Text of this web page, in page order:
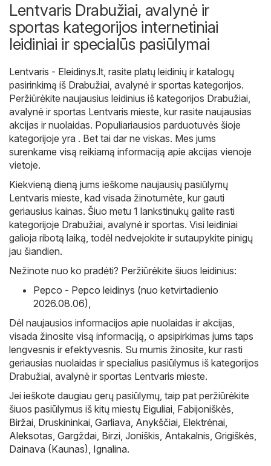
Lentvaris Drabužiai, avalynė ir
sportas kategorijos internetiniai
leidiniai ir specialūs pasiūlymai
Lentvaris - Eleidinys.lt, rasite platų leidinių ir katalogų
pasirinkimą iš Drabužiai, avalynė ir sportas kategorijos.
Peržiūrėkite naujausius leidinius iš kategorijos Drabužiai,
avalynė ir sportas Lentvaris mieste, kur rasite naujausias
akcijas ir nuolaidas. Populiariausios parduotuvės šioje
kategorijoje yra . Bet tai dar ne viskas. Mes jums
surenkame visą reikiamą informaciją apie akcijas vienoje
vietoje.
Kiekvieną dieną jums ieškome naujausių pasiūlymų
Lentvaris mieste, kad visada žinotumėte, kur gauti
geriausius kainas. Šiuo metu 1 lankstinukų galite rasti
kategorijoje Drabužiai, avalynė ir sportas. Visi leidiniai
galioja ribotą laiką, todėl nedvejokite ir sutaupykite pinigų
jau šiandien.
Nežinote nuo ko pradėti? Peržiūrėkite šiuos leidinius:
Pepco - Pepco leidinys (nuo ketvirtadienio
2026.08.06),
Dėl naujausios informacijos apie nuolaidas ir akcijas,
visada žinosite visą informaciją, o apsipirkimas jums taps
lengvesnis ir efektyvesnis. Su mumis žinosite, kur rasti
geriausias nuolaidas ir specialius pasiūlymus iš kategorijos
Drabužiai, avalynė ir sportas Lentvaris mieste.
Jei ieškote daugiau gerų pasiūlymų, taip pat peržiūrėkite
šiuos pasiūlymus iš kitų miestų Eiguliai, Fabijoniškės,
Biržai, Druskininkai, Garliava, Anykščiai, Elektrėnai,
Aleksotas, Gargždai, Birzi, Joniškis, Antakalnis, Grigiškės,
Dainava (Kaunas), Ignalina.